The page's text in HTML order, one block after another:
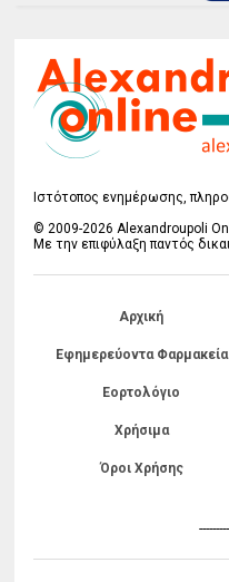
Ιστότοπος ενημέρωσης,
© 2009-2026 Alexandroupoli
Με την επιφύλαξη παντός
Αρχική
Εφημερεύοντα Φαρμακεία
Εορτολόγιο
Χρήσιμα
Όροι Χρήσης